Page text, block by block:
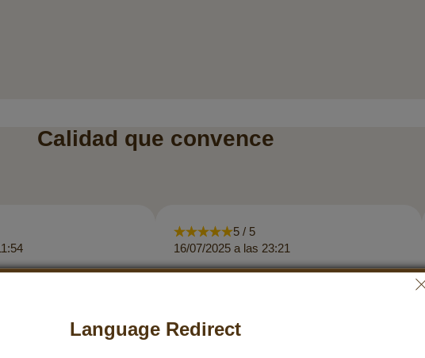
Calidad que convence
está deliciosa y el
5 / 5
16/07/2025 a las 23:21
especialmente la cultura de vuestra
Language Redirect